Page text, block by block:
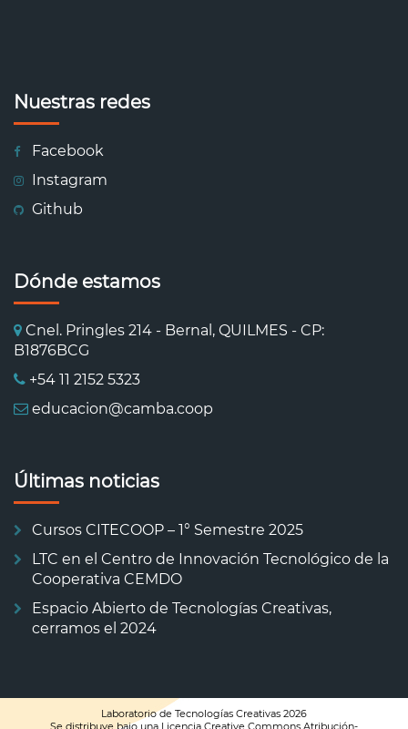
Nuestras redes
Facebook
Instagram
Github
Dónde estamos
Cnel. Pringles 214 - Bernal, QUILMES - CP:
B1876BCG
+54 11 2152 5323
educacion@camba.coop
Últimas noticias
Cursos CITECOOP – 1° Semestre 2025
LTC en el Centro de Innovación Tecnológico de la
Cooperativa CEMDO
Espacio Abierto de Tecnologías Creativas,
cerramos el 2024
Laboratorio de Tecnologías Creativas 2026
Se distribuye bajo una Licencia Creative Commons Atribución-